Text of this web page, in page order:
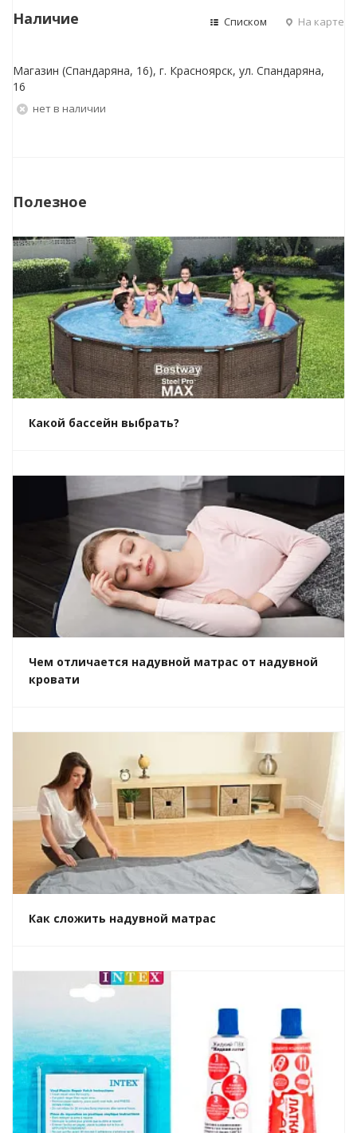
Наличие Списком На карте
Магазин (Спандаряна, 16), г. Красноярск, ул. Спандаряна,
16
Нет в наличии
Полезное
Какой бассейн выбрать?
Чем отличается надувной матрас от надувной
кровати
Как сложить надувной матрас